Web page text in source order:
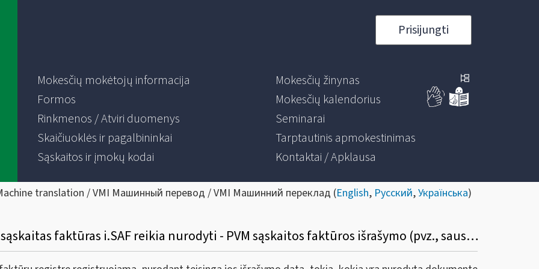
Prisijungti
Mokesčių mokėtojų informacija
Formos
Rinkmenos / Atviri duomenys
Skaičiuoklės ir pagalbininkai
Sąskaitos ir įmokų kodai
Mokesčių žinynas
Mokesčių kalendorius
Seminarai
Tarptautinis apmokestinimas
Kontaktai / Apklausa
translation / VMI Машинный перевод / VMI Машинний переклад (English, Русский,Українська)
Kurią datą, registruojant gautas PVM sąskaitas faktūras i.SAF reikia nurodyti - PVM sąskaitos faktūros išrašymo (pvz., sausio), ar PVM sąskaitos faktūros gavimo datą (pvz., vasario)?